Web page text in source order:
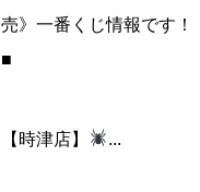
売》一番くじ情報です！
■
【時津店】 ...